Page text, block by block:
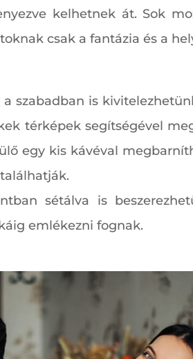
kelhetnek át. Sok
csak a fantázia és a
szabadban is
térképek segítségével
egy kis kávéval
sétálva is
emlékezni fognak.